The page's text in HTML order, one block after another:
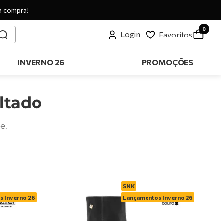
compra!
Login Favoritos
0
INVERNO 26 PROMOÇÕES
Inverno 26
SNK
Lançamentos Inverno 26